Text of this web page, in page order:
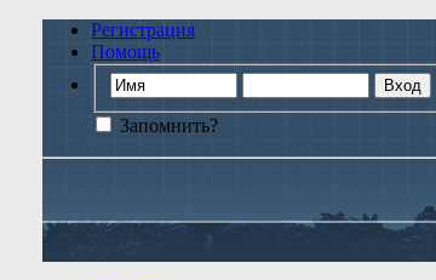
Регистрация
Помощь
Запомнить?